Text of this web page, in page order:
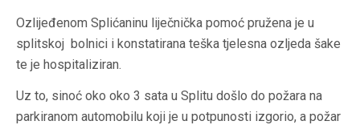
Ozlijeđenom Splićaninu liječnička pomoć pružena je u
splitskoj bolnici i konstatirana teška tjelesna ozljeda šake
te je hospitaliziran.
Uz to, sinoć oko oko 3 sata u Splitu došlo do požara na
parkiranom automobilu koji je u potpunosti izgorio, a požar